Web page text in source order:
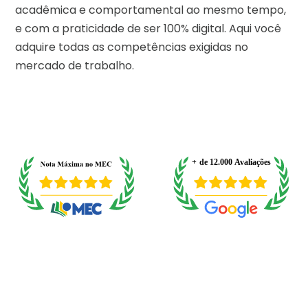
acadêmica e comportamental ao mesmo tempo,
e com a praticidade de ser 100% digital. Aqui você
adquire todas as competências exigidas no
mercado de trabalho.